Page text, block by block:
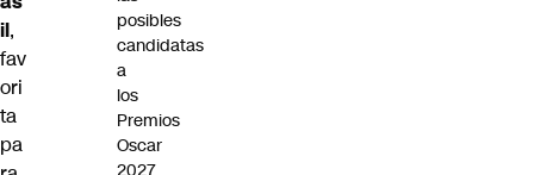
il,
fav
ori
ta
pa
posibles
candidatas
a
los
Premios
Oscar
2027